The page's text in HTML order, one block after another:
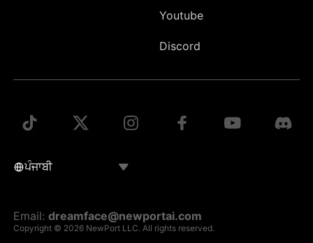
Youtube
Discord
Email:dreamface@newportai.com
Copyright © 2026 NewPort LLC. All rights reserved.